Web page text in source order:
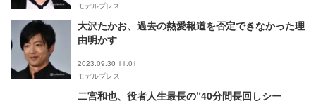
モデルプレス
大沢たかお、過去の熱愛報道を否定できなかった理
由明かす
2023.09.30 11:01
モデルプレス
二宮和也、役者人生最長の“40分間長回しシー